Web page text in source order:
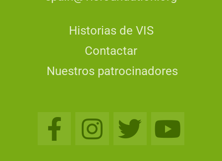
Historias de VIS
Contactar
Nuestros patrocinadores